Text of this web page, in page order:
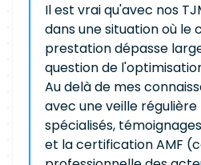
Il est vrai qu'avec nos
dans une situation où
prestation dépasse
question de
Au delà de mes
avec une veille
spécialisés,
et la certification AMF